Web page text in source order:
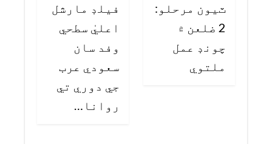
ٽيون مرحلو:
2 ضلعن ۾
چونڊ عمل
ملتوي
فيلڊ مارشل
اعليٰ سطحي
وفد سان
سعودي عرب
جي دوري تي
روانا…